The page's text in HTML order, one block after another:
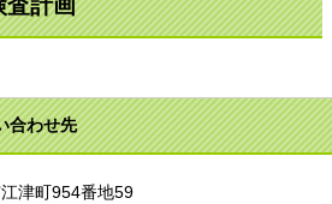
合わせ先
津町954番地59